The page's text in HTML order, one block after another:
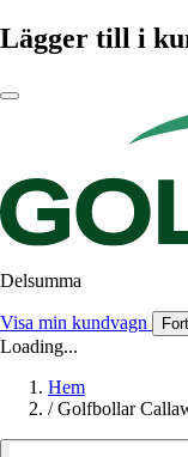
Lägger till i
Delsumma
Visa min kundvagn
Loading...
Hem
/ Golfbollar